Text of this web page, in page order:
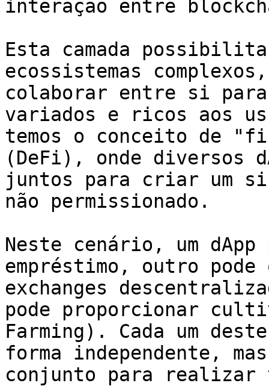
interação entre
Esta camada
ecossistemas
colaborar entre si
variados e ricos aos
temos o conceito de
(DeFi), onde diversos
juntos para criar um
não permissionado.
Neste cenário, um
empréstimo, outro
exchanges
pode proporcionar
Farming). Cada um
forma independente,
conjunto para realizar